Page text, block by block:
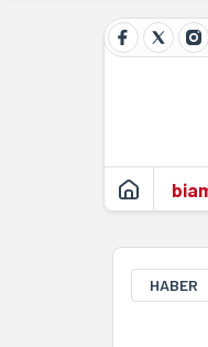
HABER